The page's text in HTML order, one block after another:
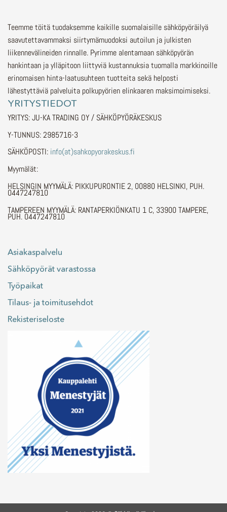
Teemme töitä tuodaksemme kaikille suomalaisille sähköpyöräilyä
saavutettavammaksi siirtymämuodoksi autoilun ja julkisten
liikennevälineiden rinnalle. Pyrimme alentamaan sähköpyörän
hankintaan ja ylläpitoon liittyviä kustannuksia tuomalla markkinoille
erinomaisen hinta-laatusuhteen tuotteita sekä helposti
lähestyttäviä palveluita polkupyörien elinkaaren maksimoimiseksi.
YRITYSTIEDOT
YRITYS: JU-KA TRADING OY / SÄHKÖPYÖRÄKESKUS
Y-TUNNUS: 2985716-3
SÄHKÖPOSTI: info(at)sahkopyorakeskus.fi
Myymälät:
HELSINGIN MYYMÄLÄ: PIKKUPURONTIE 2, 00880 HELSINKI, PUH.
0447247810
TAMPEREEN MYYMÄLÄ: RANTAPERKIÖNKATU 1 C, 33900 TAMPERE,
PUH. 0447247810
Asiakaspalvelu
Sähköpyörät varastossa
Työpaikat
Tilaus- ja toimitusehdot
Rekisteriseloste